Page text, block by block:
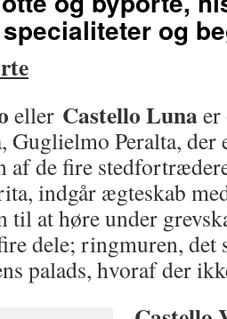
og
eller Castello Luna
Guglielmo Peralta,
af de fire
indgår ægteskab
til at høre under
dele; ringmuren, det
palads, hvoraf der